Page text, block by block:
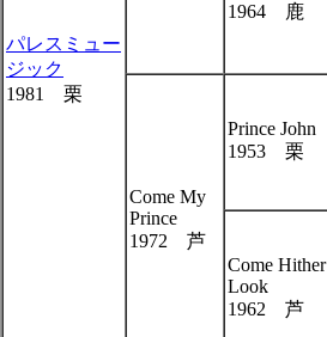
パレスミュー
ジック
1981 栗
1964 鹿
Come My
Prince
1972 芦
Prince John
1953 栗
Come Hither
Look
1962 芦